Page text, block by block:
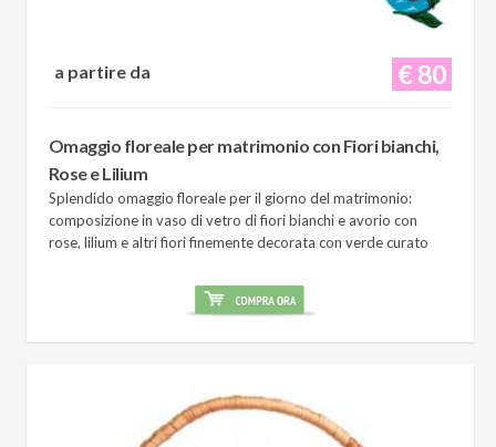
€ 80
a partire da
Omaggio floreale per matrimonio con Fiori bianchi,
Rose e Lilium
Splendido omaggio floreale per il giorno del matrimonio:
composizione in vaso di vetro di fiori bianchi e avorio con
rose, lilium e altri fiori finemente decorata con verde curato